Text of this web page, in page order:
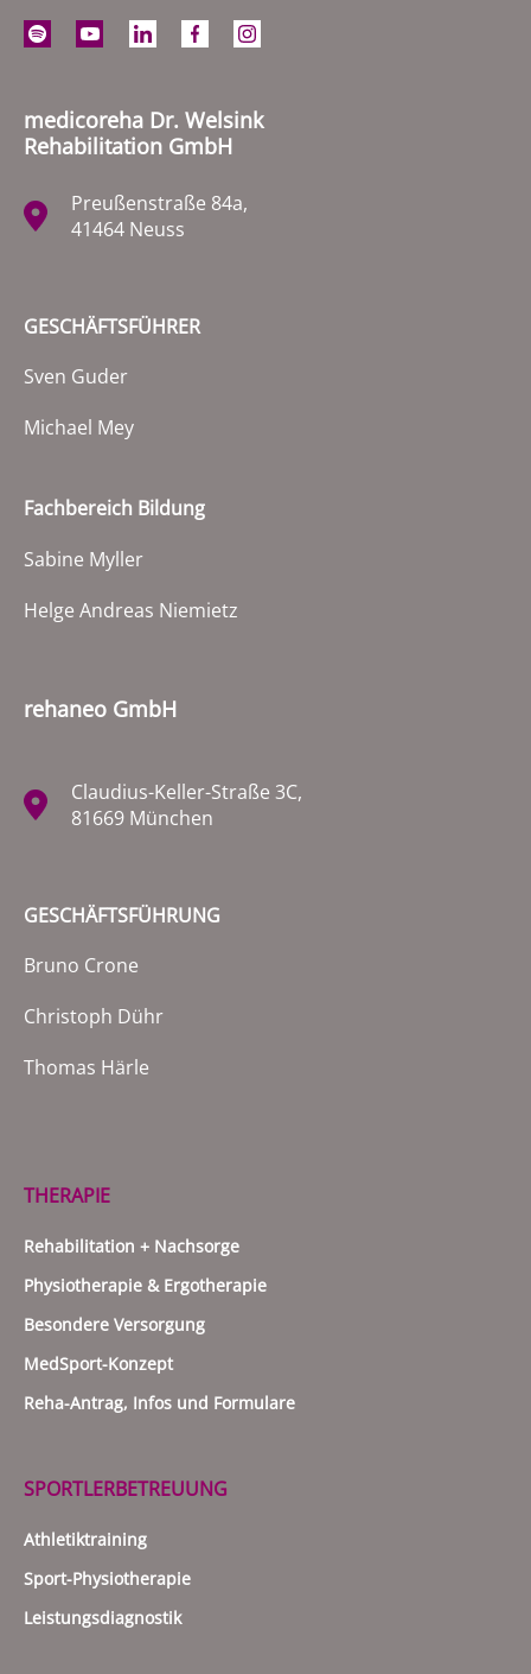
medicoreha Dr. Welsink
Rehabilitation GmbH
Preußenstraße 84a,
41464 Neuss
GESCHÄFTSFÜHRER
Sven Guder
Michael Mey
Fachbereich Bildung
Sabine Myller
Helge Andreas Niemietz
rehaneo GmbH
Claudius-Keller-Straße 3C,
81669 München
GESCHÄFTSFÜHRUNG
Bruno Crone
Christoph Dühr
Thomas Härle
THERAPIE
Rehabilitation + Nachsorge
Physiotherapie & Ergotherapie
Besondere Versorgung
MedSport-Konzept
Reha-Antrag, Infos und Formulare
SPORTLERBETREUUNG
Athletiktraining
Sport-Physiotherapie
Leistungsdiagnostik